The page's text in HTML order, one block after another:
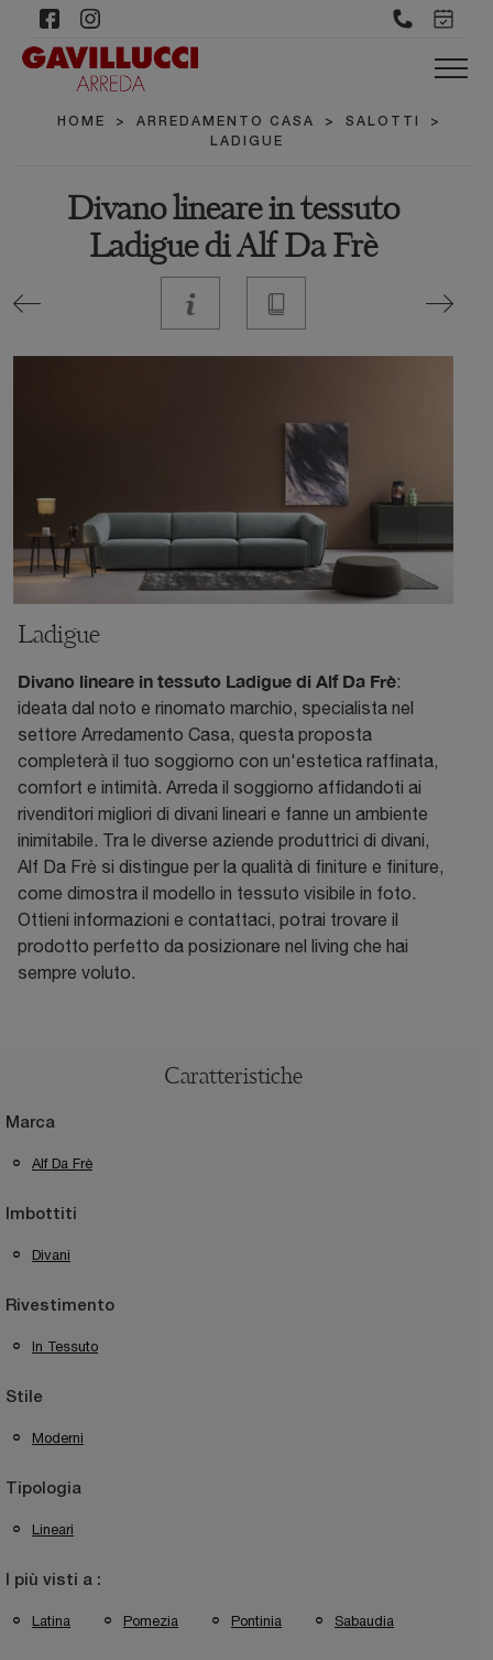
HOME > ARREDAMENTO CASA > SALOTTI
>
LADIGUE
Divano lineare in tessuto
Ladigue di Alf Da Frè
Ladigue
Divano lineare in tessuto Ladigue di Alf Da Frè:
ideata dal noto e rinomato marchio, specialista nel
settore Arredamento Casa, questa proposta
completerà il tuo soggiorno con un'estetica raffinata,
comfort e intimità. Arreda il soggiorno affidandoti ai
rivenditori migliori di divani lineari e fanne un ambiente
inimitabile. Tra le diverse aziende produttrici di divani,
Alf Da Frè si distingue per la qualità di finiture e finiture,
come dimostra il modello in tessuto visibile in foto.
Ottieni informazioni e contattaci, potrai trovare il
prodotto perfetto da posizionare nel living che hai
sempre voluto.
Caratteristiche
Marca
Alf Da Frè
Imbottiti
Divani
Rivestimento
In Tessuto
Stile
Moderni
Tipologia
Lineari
I più visti a :
Latina Pomezia Pontinia Sabaudia